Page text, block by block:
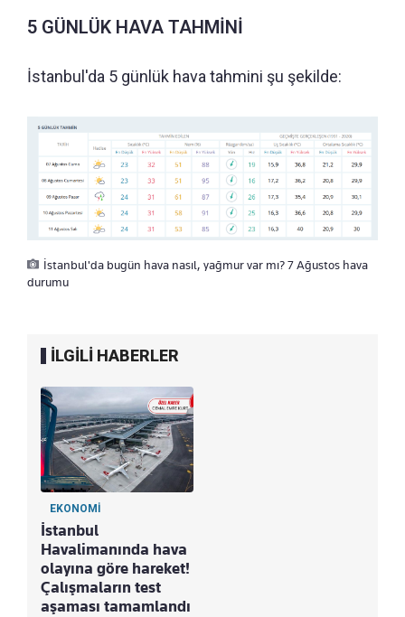
5 GÜNLÜK HAVA TAHMİNİ
İstanbul'da 5 günlük hava tahmini şu şekilde:
İstanbul'da bugün hava nasıl, yağmur var mı? 7 Ağustos hava
durumu
İLGİLİ HABERLER
EKONOMİ
İstanbul
Havalimanında hava
olayına göre hareket!
Çalışmaların test
aşaması tamamlandı